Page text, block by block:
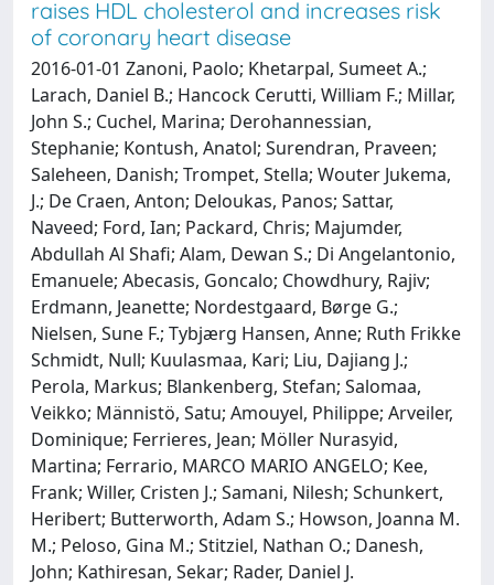
raises HDL cholesterol and increases risk
of coronary heart disease
2016-01-01 Zanoni, Paolo; Khetarpal, Sumeet A.;
Larach, Daniel B.; Hancock Cerutti, William F.; Millar,
John S.; Cuchel, Marina; Derohannessian,
Stephanie; Kontush, Anatol; Surendran, Praveen;
Saleheen, Danish; Trompet, Stella; Wouter Jukema,
J.; De Craen, Anton; Deloukas, Panos; Sattar,
Naveed; Ford, Ian; Packard, Chris; Majumder,
Abdullah Al Shafi; Alam, Dewan S.; Di Angelantonio,
Emanuele; Abecasis, Goncalo; Chowdhury, Rajiv;
Erdmann, Jeanette; Nordestgaard, Børge G.;
Nielsen, Sune F.; Tybjærg Hansen, Anne; Ruth Frikke
Schmidt, Null; Kuulasmaa, Kari; Liu, Dajiang J.;
Perola, Markus; Blankenberg, Stefan; Salomaa,
Veikko; Männistö, Satu; Amouyel, Philippe; Arveiler,
Dominique; Ferrieres, Jean; Möller Nurasyid,
Martina; Ferrario, MARCO MARIO ANGELO; Kee,
Frank; Willer, Cristen J.; Samani, Nilesh; Schunkert,
Heribert; Butterworth, Adam S.; Howson, Joanna M.
M.; Peloso, Gina M.; Stitziel, Nathan O.; Danesh,
John; Kathiresan, Sekar; Rader, Daniel J.